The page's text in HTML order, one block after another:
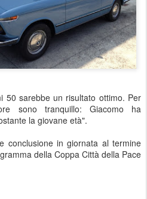
50 sarebbe un risultato ottimo. Per
sono tranquillo: Giacomo ha
la giovane età".
conclusione in giornata al termine
della Coppa Città della Pace